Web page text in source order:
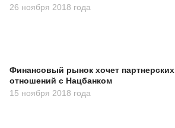
26 ноября 2018 года
Финансовый рынок хочет партнерских
отношений с Нацбанком
15 ноября 2018 года